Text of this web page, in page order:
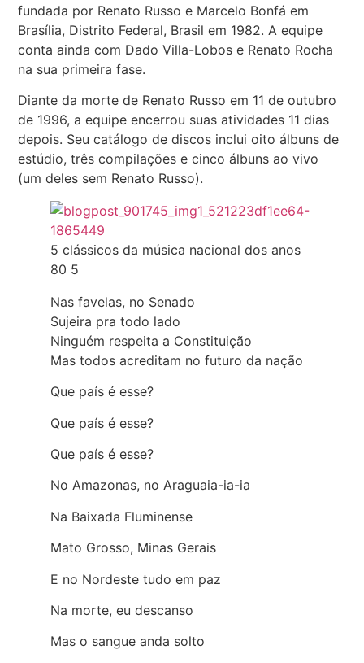
fundada por Renato Russo e Marcelo Bonfá em
Brasília, Distrito Federal, Brasil em 1982. A equipe
conta ainda com Dado Villa-Lobos e Renato Rocha
na sua primeira fase.
Diante da morte de Renato Russo em 11 de outubro
de 1996, a equipe encerrou suas atividades 11 dias
depois. Seu catálogo de discos inclui oito álbuns de
estúdio, três compilações e cinco álbuns ao vivo
(um deles sem Renato Russo).
5 clássicos da música nacional dos anos
80 5
Nas favelas, no Senado
Sujeira pra todo lado
Ninguém respeita a Constituição
Mas todos acreditam no futuro da nação
Que país é esse?
Que país é esse?
Que país é esse?
No Amazonas, no Araguaia-ia-ia
Na Baixada Fluminense
Mato Grosso, Minas Gerais
E no Nordeste tudo em paz
Na morte, eu descanso
Mas o sangue anda solto